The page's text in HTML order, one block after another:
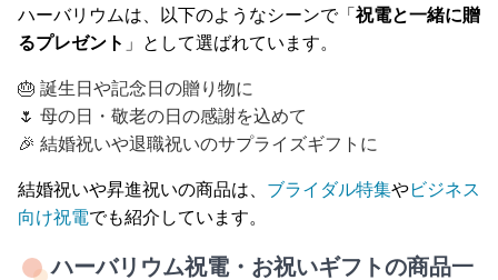
ハーバリウムは、以下のようなシーンで「祝電と一緒に贈
るプレゼント 」として選ばれています。
🎂 誕生日や記念日の贈り物に
🌷 母の日・敬老の日の感謝を込めて
🎉 結婚祝いや退職祝いのサプライズギフトに
結婚祝いや昇進祝いの商品は、 ブライダル特集やビジネス
向け祝電でも紹介しています。
ハーバリウム祝電・お祝いギフトの商品一